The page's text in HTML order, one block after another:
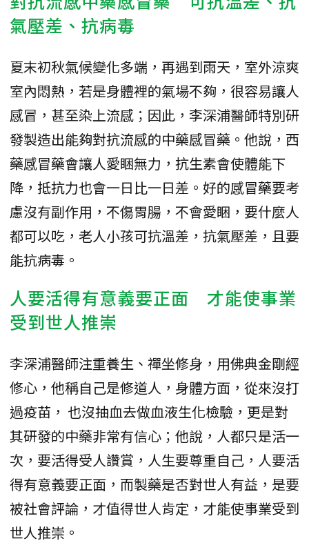
氣壓差、抗病毒
夏末初秋氣候變化多端，再遇到雨天，室外涼爽
室內悶熱，若是身體裡的氣場不夠，很容易讓人
感冒，甚至染上流感；因此，李深浦醫師特別研
發製造出能夠對抗流感的中藥感冒藥。他說，西
藥感冒藥會讓人愛睏無力，抗生素會使體能下
降，抵抗力也會一日比一日差。好的感冒藥要考
慮沒有副作用，不傷胃腸，不會愛睏，要什麼人
都可以吃，老人小孩可抗溫差，抗氣壓差，且要
能抗病毒。
人要活得有意義要正面 才能使事業
受到世人推崇
李深浦醫師注重養生、禪坐修身，用佛典金剛經
修心，他稱自己是修道人，身體方面，從來沒打
過疫苗， 也沒抽血去做血液生化檢驗，更是對
其研發的中藥非常有信心；他說，人都只是活一
次，要活得受人讚賞，人生要尊重自己，人要活
得有意義要正面，而製藥是否對世人有益，是要
被社會評論，才值得世人肯定，才能使事業受到
世人推崇。